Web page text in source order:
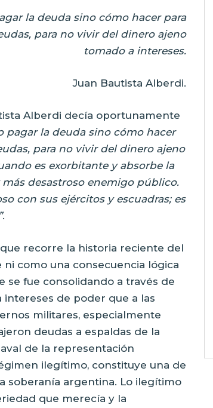
la deuda sino cómo hacer para
para no vivir del dinero ajeno
tomado a intereses.
Juan Bautista Alberdi.
Alberdi decía oportunamente
pagar la deuda sino cómo hacer
para no vivir del dinero ajeno
es exorbitante y absorbe la
desastroso enemigo público.
con sus ejércitos y escuadras; es
.
recorre la historia reciente del
como una consecuencia lógica
se fue consolidando a través de
de poder que a las
militares, especialmente
deudas a espaldas de la
de la representación
ilegítimo, constituye una de
soberanía argentina. Lo ilegítimo
que merecía y la